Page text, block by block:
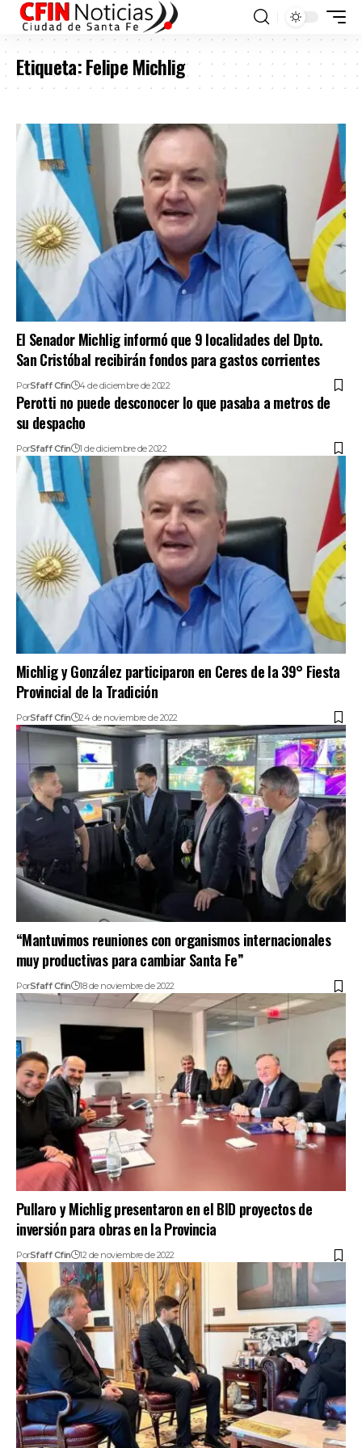
Etiqueta:Felipe Michlig
El Senador Michlig informó que 9 localidades del Dpto.
San Cristóbal recibirán fondos para gastos corrientes
PorSfaff Cfin 4 de diciembre de 2022
Perotti no puede desconocer lo que pasaba a metros de
su despacho
PorSfaff Cfin 1 de diciembre de 2022
Michlig y González participaron en Ceres de la 39° Fiesta
Provincial de la Tradición
PorSfaff Cfin 24 de noviembre de 2022
“Mantuvimos reuniones con organismos internacionales
muy productivas para cambiar Santa Fe”
PorSfaff Cfin 18 de noviembre de 2022
Pullaro y Michlig presentaron en el BID proyectos de
inversión para obras en la Provincia
PorSfaff Cfin 12 de noviembre de 2022